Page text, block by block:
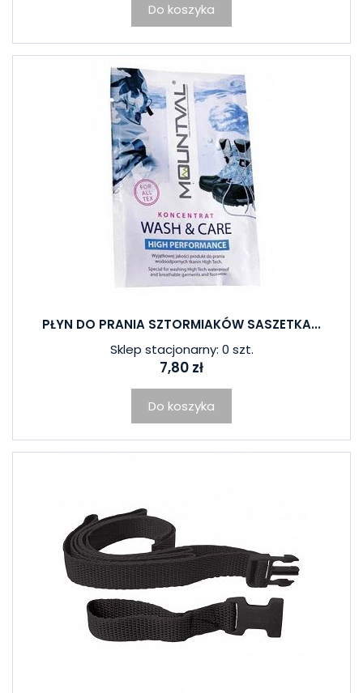
Do koszyka
PŁYN DO PRANIA SZTORMIAKÓW SASZETKA...
Sklep stacjonarny: 0 szt.
7,80 zł
Do koszyka